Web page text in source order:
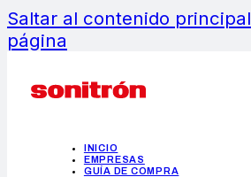
Saltar al contenido principal
página
INICIO
EMPRESAS
GUÍA DE COMPRA